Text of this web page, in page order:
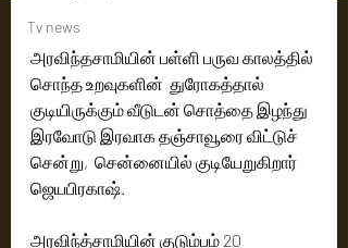
Tv news
அரவிந்தசாமியின் பள்ளி பருவ காலத்தில்
சொந்த உறவுகளின்  துரோகத்தால்
குடியிருக்கும் வீடுடன் சொத்தை இழந்து
இரவோடு இரவாக தஞ்சாவூரை விட்டுச்
சென்று,  சென்னையில் குடியேறுகிறார்
ஜெயபிரகாஷ்.
அரவிந்த்சாமியின் குடும்பம் 20